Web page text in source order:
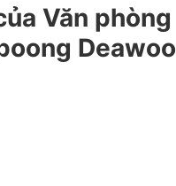
Văn